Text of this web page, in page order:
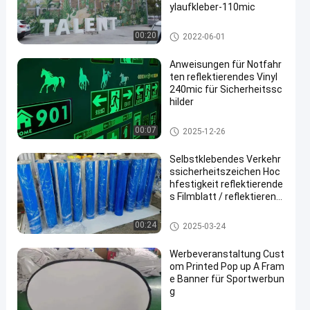
00:20
ylaufkleber-110mic
Selbstklebender Vinylaufkleber
2022-06-01
00:07
Anweisungen für Notfahr
ten reflektierendes Vinyl
240mic für Sicherheitssc
hilder
Reflektierender Vinylaufkleber
2025-12-26
00:24
Selbstklebendes Verkehr
ssicherheitszeichen Hoc
hfestigkeit reflektierende
s Filmblatt / reflektierend
Reflektierender Vinylaufkleber
2025-03-24
Werbeveranstaltung Cust
om Printed Pop up A Fram
e Banner für Sportwerbun
g